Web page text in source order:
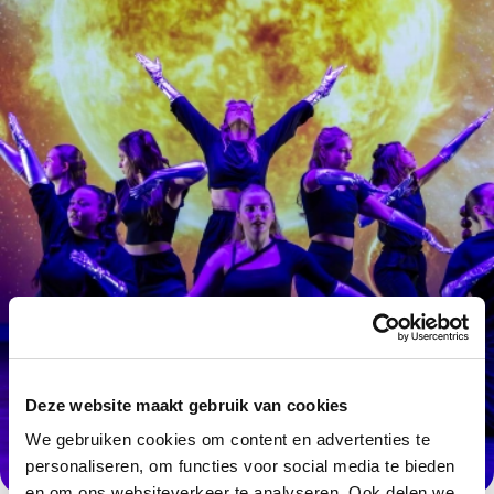
Deze website maakt gebruik van cookies
We gebruiken cookies om content en advertenties te
personaliseren, om functies voor social media te bieden